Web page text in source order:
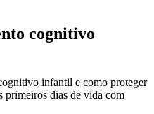
cognitivo
infantil e como proteger
primeiros dias de vida com